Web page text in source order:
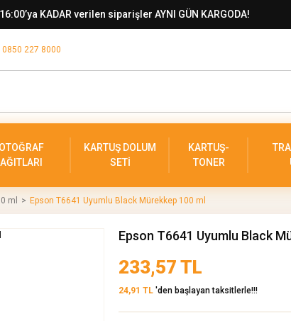
KADAR verilen siparişler AYNI GÜN KARGODA!
0850 227 8000
KARTUŞ DOLUM
SETİ
KARTUŞ-
TONER
ml Epson T6641 Uyumlu Black Mürekkep 100 ml
Epson T6641 Uyumlu Black
233,57 TL
24,91 TL 'den başlayan taksitlerle!!!